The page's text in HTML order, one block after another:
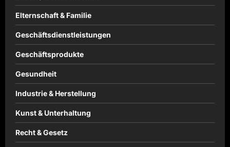
Elternschaft & Familie
Geschäftsdienstleistungen
Geschäftsprodukte
Gesundheit
Industrie & Herstellung
Kunst & Unterhaltung
Recht & Gesetz